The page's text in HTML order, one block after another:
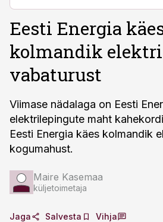
Eesti Energia
kolmandik elektri
vabaturust
Viimase nädalaga on Eesti
elektrilepingute maht
Eesti Energia käes kolmandik
kogumahust.
Maire Kasemaa
küljetoimetaja
Jaga Salvesta Vihja